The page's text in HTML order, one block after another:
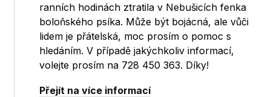
ranních hodinách ztratila v Nebušicích fenka
boloňského psíka. Může být bojácná, ale vůči
lidem je přátelská, moc prosím o pomoc s
hledáním. V případě jakýchkoliv informací,
volejte prosím na 728 450 363. Díky!
Přejít na více informací